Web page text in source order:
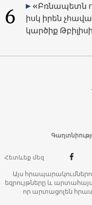
6
«Բռնապետն
իսկ իրեն
կարծիք
Հետևեք մեզ
Այս
եզրույթները և
որ արտացոլեն